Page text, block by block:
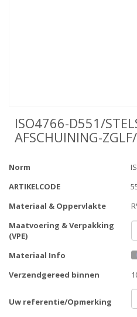
ISO4766-D551/
AFSCHUINING-
Norm
ARTIKELCODE
Materiaal & Oppervlakte
Maatvoering & Verpakking
(VPE)
Materiaal Info
Verzendgereed binnen
Uw referentie/Opmerking